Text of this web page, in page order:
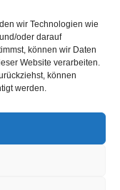
wir Technologien wie
oder darauf
können wir Daten
Website verarbeiten.
können
werden.